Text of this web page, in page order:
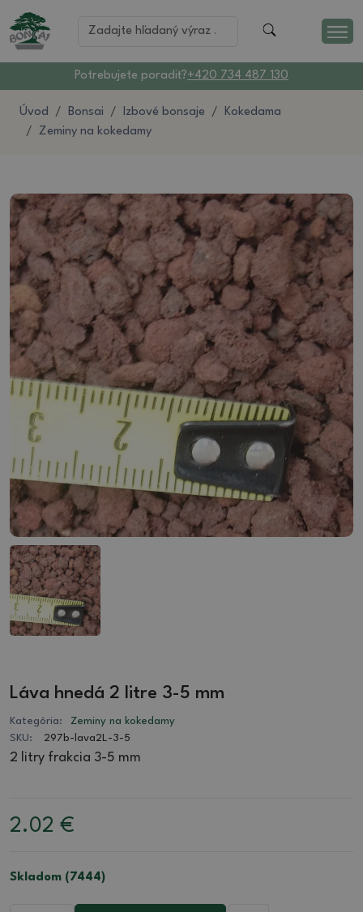
Potrebujete poradiť?+420 734 487 130
Úvod Bonsai Izbové bonsaje
Kokedama
Zeminy na kokedamy
Láva hnedá 2 litre 3-5 mm
Kategória:
Zeminy na kokedamy
SKU:
297b-lava2L-3-5
2 litry frakcia 3-5 mm
2.02 €
Skladom (7444)